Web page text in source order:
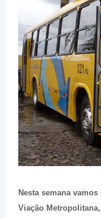
Nesta semana
Viação